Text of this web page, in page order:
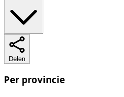
Delen
Per provincie